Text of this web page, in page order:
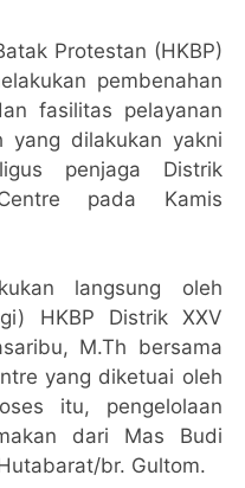
Protestan (HKBP)
pembenahan
fasilitas pelayanan
yang dilakukan yakni
penjaga Distrik
pada Kamis
langsung oleh
HKBP Distrik XXV
M.Th bersama
yang diketuai oleh
itu, pengelolaan
dari Mas Budi
br. Gultom.